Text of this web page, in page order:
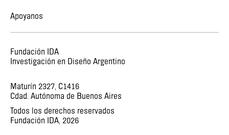
Apoyanos
Fundación IDA
Investigación en Diseño Argentino
Maturín 2327, C1416
Cdad. Autónoma de Buenos Aires
Todos los derechos reservados
Fundación IDA, 2026